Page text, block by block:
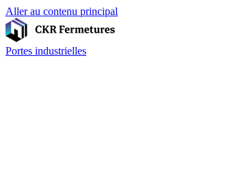
Aller au contenu principal
Portes industrielles